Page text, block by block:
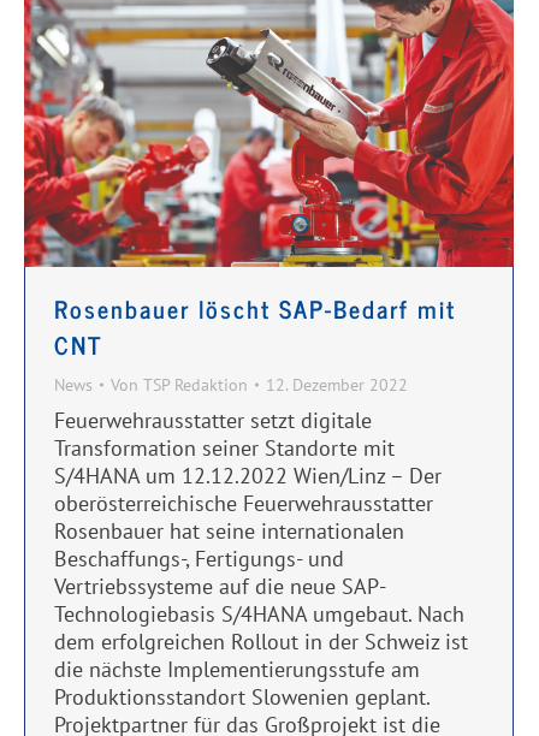
Rosenbauer löscht SAP-Bedarf mit
CNT
News Von TSP Redaktion 12. Dezember 2022
Feuerwehrausstatter setzt digitale
Transformation seiner Standorte mit
S/4HANA um 12.12.2022 Wien/Linz – Der
oberösterreichische Feuerwehrausstatter
Rosenbauer hat seine internationalen
Beschaffungs-, Fertigungs- und
Vertriebssysteme auf die neue SAP-
Technologiebasis S/4HANA umgebaut. Nach
dem erfolgreichen Rollout in der Schweiz ist
die nächste Implementierungsstufe am
Produktionsstandort Slowenien geplant.
Projektpartner für das Großprojekt ist die